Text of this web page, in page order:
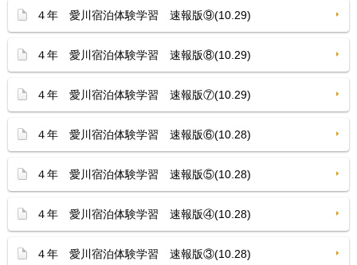
４年 愛川宿泊体験学習 速報版⑨(10.29)
４年 愛川宿泊体験学習 速報版⑧(10.29)
４年 愛川宿泊体験学習 速報版⑦(10.29)
４年 愛川宿泊体験学習 速報版⑥(10.28)
４年 愛川宿泊体験学習 速報版⑤(10.28)
４年 愛川宿泊体験学習 速報版④(10.28)
４年 愛川宿泊体験学習 速報版③(10.28)